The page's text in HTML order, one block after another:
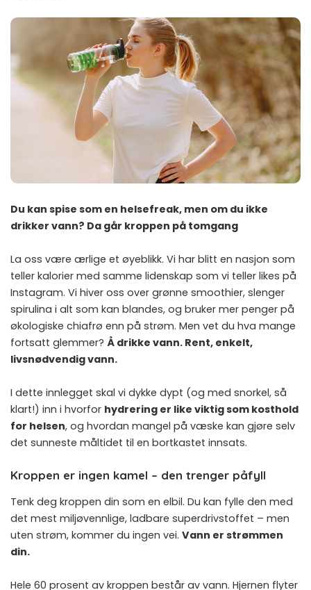
Du kan spise som en helsefreak, men om du ikke
drikker vann? Da går kroppen på tomgang
La oss være ærlige et øyeblikk. Vi har blitt en nasjon som
teller kalorier med samme lidenskap som vi teller likes på
Instagram. Vi hiver oss over grønne smoothier, slenger
spirulina i alt som kan blandes, og bruker mer penger på
økologiske chiafrø enn på strøm. Men vet du hva mange
fortsatt glemmer? Å drikke vann. Rent, enkelt,
livsnødvendig vann.
I dette innlegget skal vi dykke dypt (og med snorkel, så
klart!) inn i hvorfor hydrering er like viktig som kosthold
for helsen, og hvordan mangel på væske kan gjøre selv
det sunneste måltidet til en bortkastet innsats.
Kroppen er ingen kamel – den trenger påfyll
Tenk deg kroppen din som en elbil. Du kan fylle den med
det mest miljøvennlige, ladbare superdrivstoffet – men
uten strøm, kommer du ingen vei. Vann er strømmen
din.
Hele 60 prosent av kroppen består av vann. Hjernen flyter